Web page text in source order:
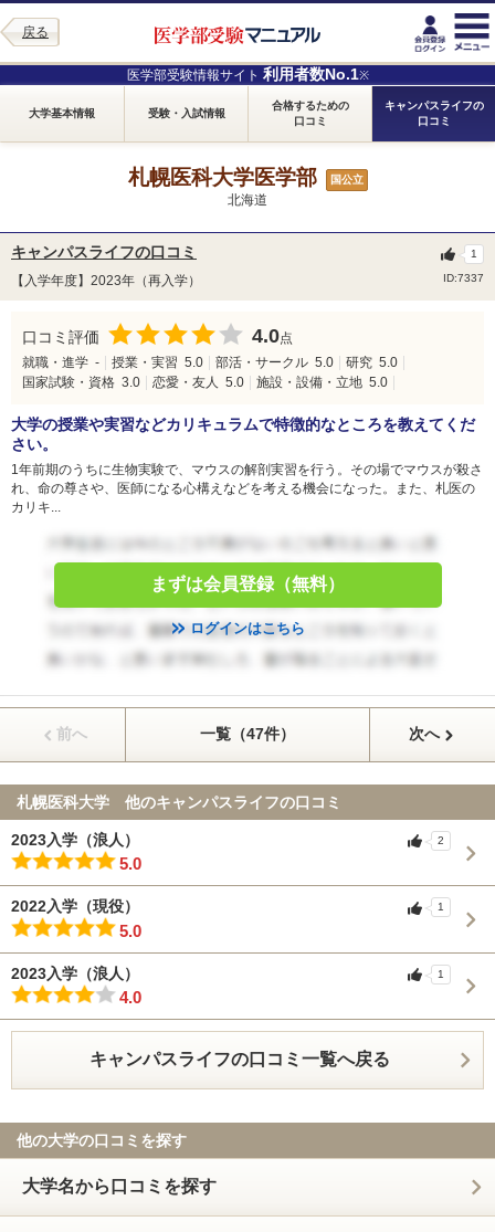
戻る
医学部受験情報サイト 利用者数No.1※
大学基本情報 受験・入試情報
合格するための
口コミ
キャンパスライフの
口コミ
札幌医科大学医学部 国公立
北海道
キャンパスライフの口コミ
【入学年度】2023年（再入学） ID:7337
1
口コミ評価 4.0点
就職・進学 - 授業・実習 5.0 部活・サークル 5.0 研究 5.0
国家試験・資格 3.0 恋愛・友人 5.0 施設・設備・立地 5.0
大学の授業や実習などカリキュラムで特徴的なところを教えてくだ
さい。
1年前期のうちに生物実験で、マウスの解剖実習を行う。その場でマウスが殺さ
れ、命の尊さや、医師になる心構えなどを考える機会になった。また、札医の
カリキ...
まずは会員登録（無料）
ログインはこちら
前へ 一覧（47件） 次へ
札幌医科大学 他のキャンパスライフの口コミ
2023入学（浪人）
5.0
2
2022入学（現役）
5.0
1
2023入学（浪人）
4.0
1
キャンパスライフの口コミ一覧へ戻る
他の大学の口コミを探す
大学名から口コミを探す